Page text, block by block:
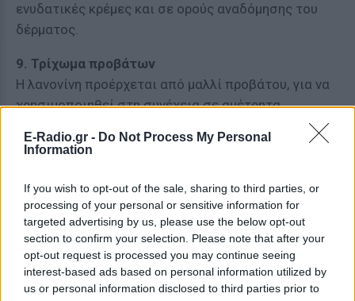
E-Radio.gr - Do Not Process My Personal
Information
If you wish to opt-out of the sale, sharing to third parties, or
processing of your personal or sensitive information for
targeted advertising by us, please use the below opt-out
section to confirm your selection. Please note that after your
opt-out request is processed you may continue seeing
interest-based ads based on personal information utilized by
us or personal information disclosed to third parties prior to
ενυδατικές κρέμες και σε ορούς αναδόμησης του
δέρματος.
9. Τρίχωμα προβάτων
H λανονίνη προέρχεται από μαλλί προβάτου, για να
χρησιμοποιηθεί στη συνέχεια σε αμέτρητα
προϊόντα ομορφιάς για το δέρμα – αντιγηραντικά
προϊόντα, ενυδατικές κρέμες και άλλα.